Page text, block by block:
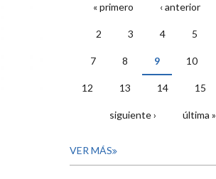
PÁGINAS
« primero ‹ anterior
2 3 4 5
7 8 9 10
12 13 14 15
siguiente › última »
VER MÁS